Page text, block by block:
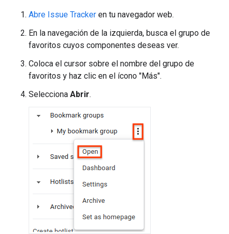
Abre Issue Tracker en tu navegador web.
En la navegación de la izquierda, busca el grupo de
favoritos cuyos componentes deseas ver.
Coloca el cursor sobre el nombre del grupo de
favoritos y haz clic en el ícono "Más".
Selecciona Abrir.